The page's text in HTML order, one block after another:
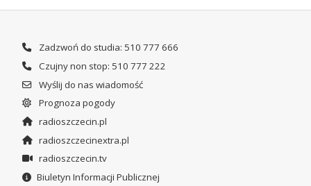
Zadzwoń do studia: 510 777 666
Czujny non stop: 510 777 222
Wyślij do nas wiadomość
Prognoza pogody
radioszczecin.pl
radioszczecinextra.pl
radioszczecin.tv
Biuletyn Informacji Publicznej